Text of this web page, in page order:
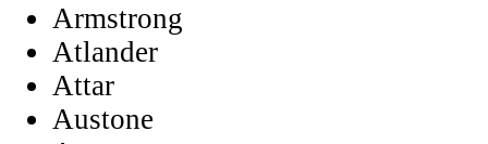
Armstrong
Atlander
Attar
Austone